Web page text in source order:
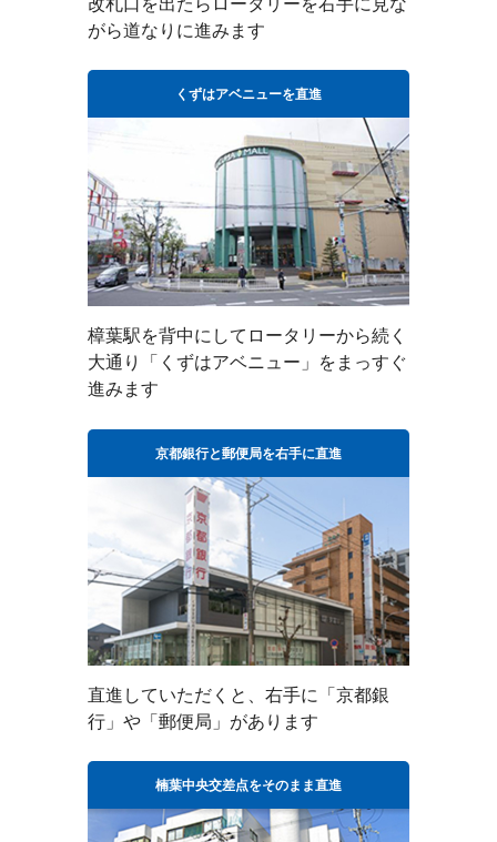
がら道なりに進みます
くずはアベニューを直進
樟葉駅を背中にしてロータリーから続く
大通り「くずはアベニュー」をまっすぐ
進みます
京都銀行と郵便局を右手に直進
直進していただくと、右手に「京都銀
行」や「郵便局」があります
楠葉中央交差点をそのまま直進